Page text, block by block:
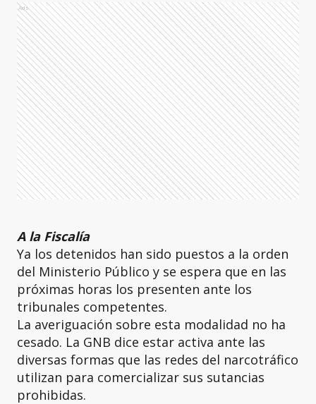
Ads
A la Fiscalía
Ya los detenidos han sido puestos a la orden
del Ministerio Público y se espera que en las
próximas horas los presenten ante los
tribunales competentes.
La averiguación sobre esta modalidad no ha
cesado. La GNB dice estar activa ante las
diversas formas que las redes del narcotráfico
utilizan para comercializar sus sutancias
prohibidas.